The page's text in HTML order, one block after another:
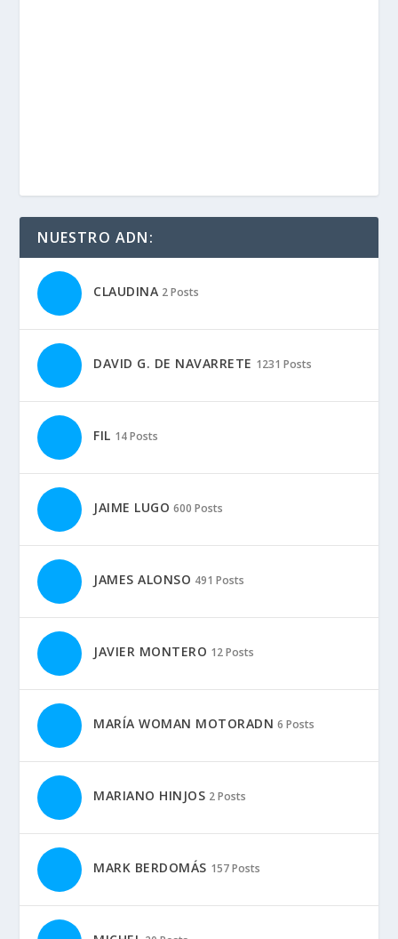
NUESTRO ADN:
CLAUDINA 2 Posts
DAVID G. DE NAVARRETE 1231 Posts
FIL 14 Posts
JAIME LUGO 600 Posts
JAMES ALONSO 491 Posts
JAVIER MONTERO 12 Posts
MARÍA WOMAN MOTORADN 6 Posts
MARIANO HINJOS 2 Posts
MARK BERDOMÁS 157 Posts